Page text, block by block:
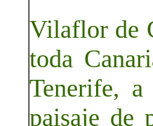
Vilaflor de
toda
Tenerife,
paisaje de